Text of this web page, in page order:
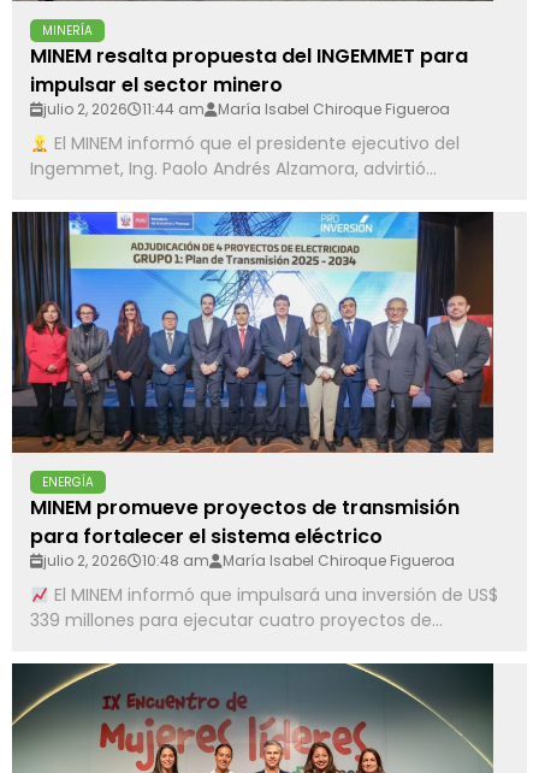
MINERÍA
MINEM resalta propuesta del INGEMMET para
impulsar el sector minero
julio 2, 2026 11:44 am María Isabel Chiroque Figueroa
El MINEM informó que el presidente ejecutivo del
Ingemmet, Ing. Paolo Andrés Alzamora, advirtió...
ENERGÍA
MINEM promueve proyectos de transmisión
para fortalecer el sistema eléctrico
julio 2, 2026 10:48 am María Isabel Chiroque Figueroa
El MINEM informó que impulsará una inversión de US$
339 millones para ejecutar cuatro proyectos de...